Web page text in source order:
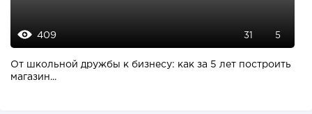
409 31 5
От школьной дружбы к бизнесу: как за 5 лет построить
магазин...